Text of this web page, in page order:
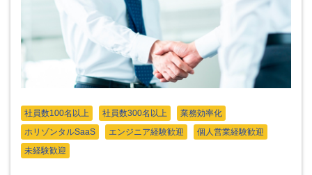
社員数100名以上 社員数300名以上
業務効率化
ホリゾンタルSaaS
エンジニア経験歓迎
個人営業経験歓迎
未経験歓迎